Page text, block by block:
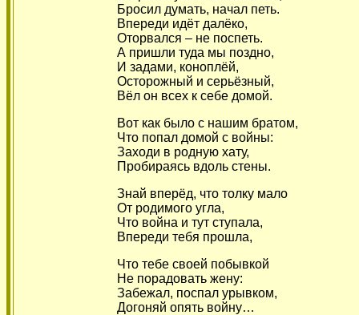
Бросил думать, начал петь.
Впереди идёт далёко,
Оторвался – не поспеть.
А пришли туда мы поздно,
И задами, коноплёй,
Осторожный и серьёзный,
Вёл он всех к себе домой.
Вот как было с нашим братом,
Что попал домой с войны:
Заходи в родную хату,
Пробираясь вдоль стены.
Знай вперёд, что толку мало
От родимого угла,
Что война и тут ступала,
Впереди тебя прошла,
Что тебе своей побывкой
Не порадовать жену:
Забежал, поспал урывком,
Догоняй опять войну…